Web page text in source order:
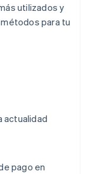
utilizados y
para tu
actualidad
pago en